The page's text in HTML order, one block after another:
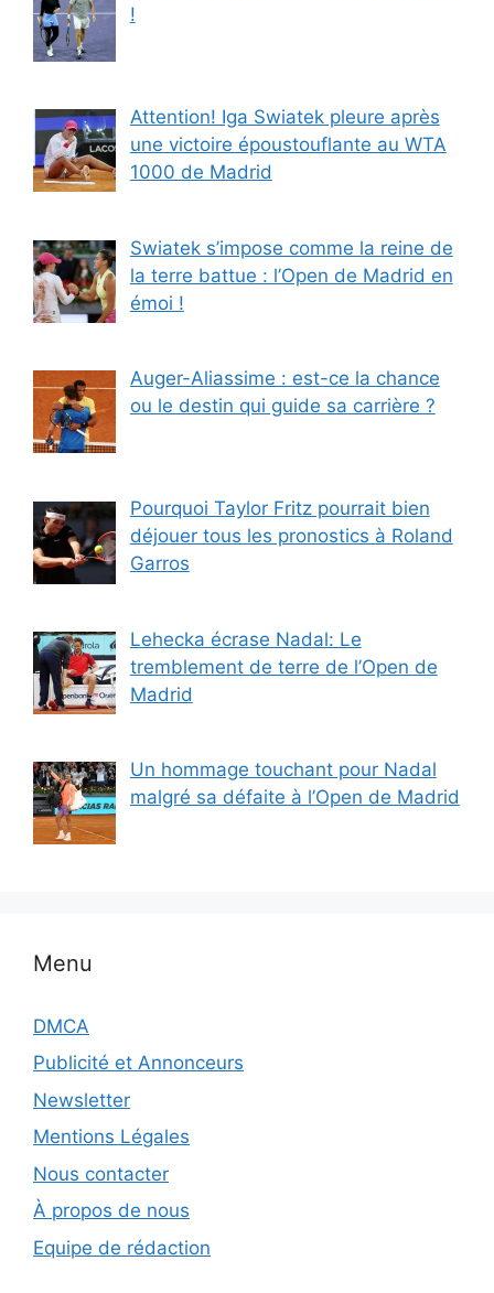
!
Attention! Iga Swiatek pleure après
une victoire époustouflante au WTA
1000 de Madrid
Swiatek s’impose comme la reine de
la terre battue : l’Open de Madrid en
émoi !
Auger-Aliassime : est-ce la chance
ou le destin qui guide sa carrière ?
Pourquoi Taylor Fritz pourrait bien
déjouer tous les pronostics à Roland
Garros
Lehecka écrase Nadal: Le
tremblement de terre de l’Open de
Madrid
Un hommage touchant pour Nadal
malgré sa défaite à l’Open de Madrid
Menu
DMCA
Publicité et Annonceurs
Newsletter
Mentions Légales
Nous contacter
À propos de nous
Equipe de rédaction